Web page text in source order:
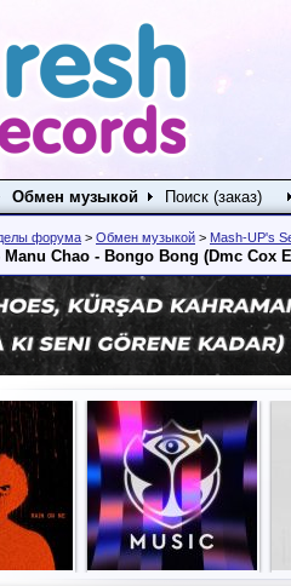
Обмен музыкой Поиск (заказ)
форума > Обмен музыкой > Mash-UP's
Manu Chao - Bongo Bong (Dmc Cox